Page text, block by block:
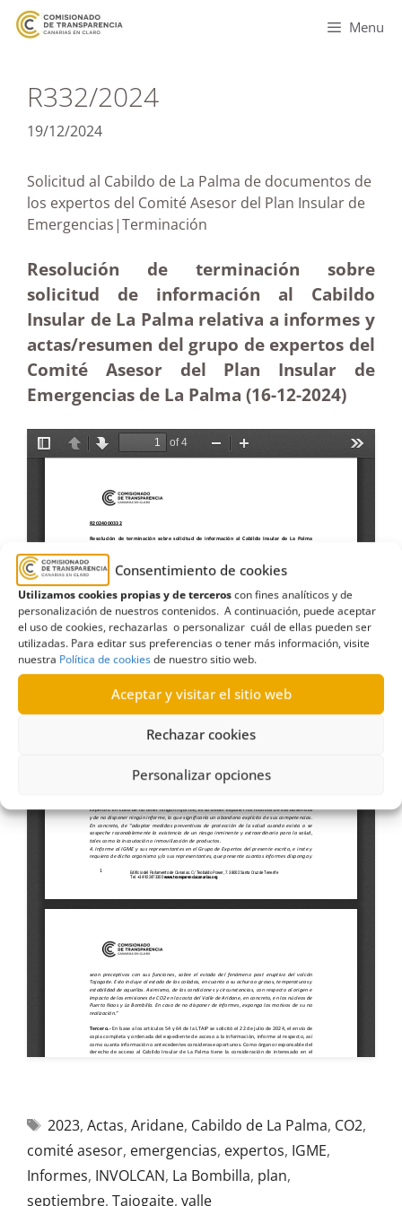
Consentimiento de cookies
Utilizamos cookies propias y de terceroscon fines analíticos y de
personalización de nuestros contenidos. A continuación, puede aceptar
el uso de cookies, rechazarlas o personalizar cuál de ellas pueden ser
utilizadas. Para editar sus preferencias o tener más información, visite
nuestra Política de cookiesde nuestro sitio web.
Aceptar y visitar el sitio web
Rechazar cookies
Personalizar opciones
Menu
R332/2024
19/12/2024
Solicitud al Cabildo de La Palma de documentos de
los expertos del Comité Asesor del Plan Insular de
Emergencias|Terminación
Resolución de terminación sobre
solicitud de información al Cabildo
Insular de La Palma relativa a informes y
actas/resumen del grupo de expertos del
Comité Asesor del Plan Insular de
Emergencias de La Palma (16-12-2024)
2023, Actas, Aridane, Cabildo de La Palma, CO2,
comité asesor, emergencias, expertos, IGME,
Informes, INVOLCAN, La Bombilla, plan,
septiembre, Tajogaite, valle